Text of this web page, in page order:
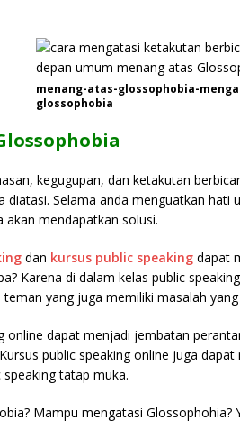
menang-atas-glossophobia-
glossophobia
kegugupan, dan ketakutan
diatasi. Selama anda menguatkan
akan mendapatkan solusi.
dan kursus public speaking dapat
Karena di dalam kelas public
yang juga memiliki masalah
online dapat menjadi jembatan
public speaking online juga
tatap muka.
Mampu mengatasi Glossophohia?